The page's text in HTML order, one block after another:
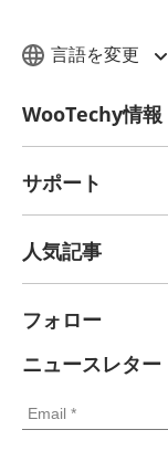
言語を変更
WooTechy情報
サポート
人気記事
フォロー
ニュースレター